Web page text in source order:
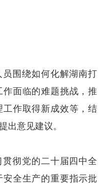
围绕如何化解湖南打
面临的难题挑战，推
作取得新成效等，结
出意见建议。
彻党的二十届四中全
全生产的重要指示批